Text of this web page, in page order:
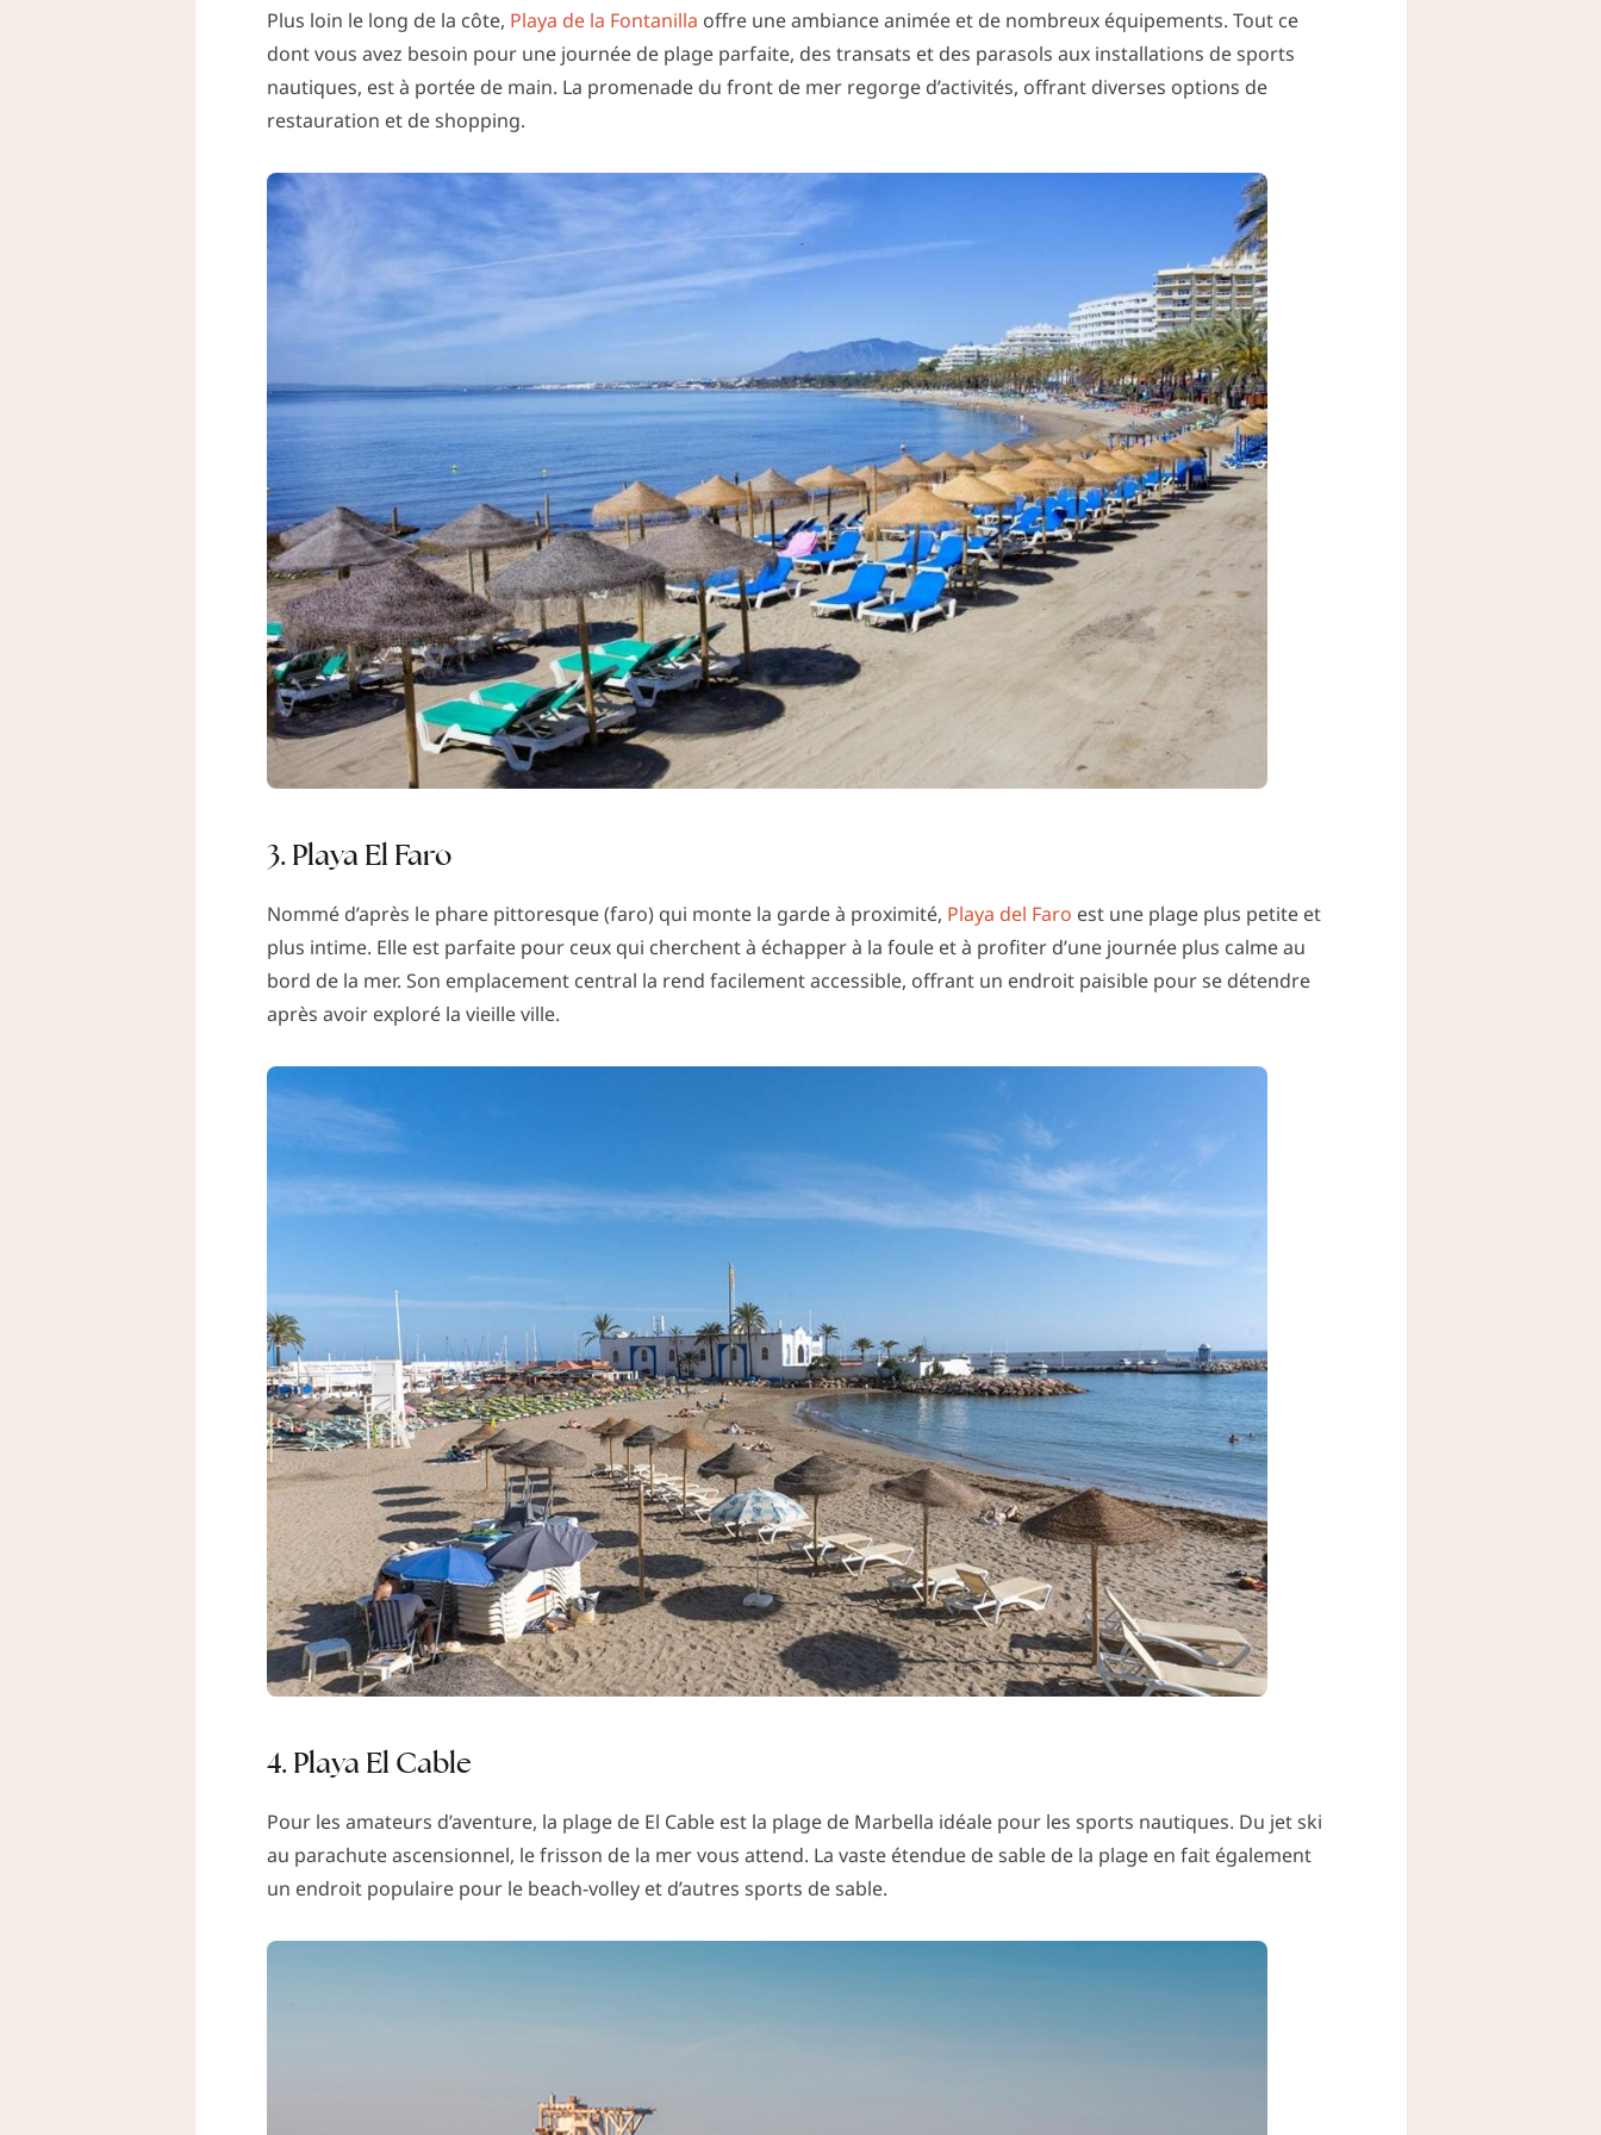
Plus loin le long de la côte, Playa de la Fontanilla offre une ambiance animée et de nombreux équipements. Tout ce
dont vous avez besoin pour une journée de plage parfaite, des transats et des parasols aux installations de sports
nautiques, est à portée de main. La promenade du front de mer regorge d’activités, offrant diverses options de
restauration et de shopping.
3. Playa El Faro
Nommé d’après le phare pittoresque (faro) qui monte la garde à proximité, Playa del Faro est une plage plus petite et
plus intime. Elle est parfaite pour ceux qui cherchent à échapper à la foule et à profiter d’une journée plus calme au
bord de la mer. Son emplacement central la rend facilement accessible, offrant un endroit paisible pour se détendre
après avoir exploré la vieille ville.
4. Playa El Cable
Pour les amateurs d’aventure, la plage de El Cable est la plage de Marbella idéale pour les sports nautiques. Du jet ski
au parachute ascensionnel, le frisson de la mer vous attend. La vaste étendue de sable de la plage en fait également
un endroit populaire pour le beach-volley et d’autres sports de sable.